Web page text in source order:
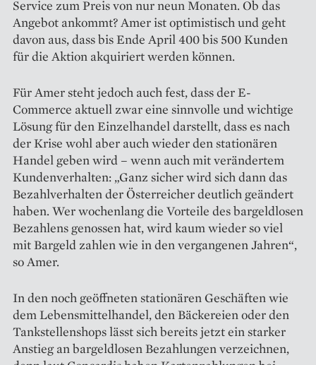
Service zum Preis von nur neun Monaten. Ob das
Angebot ankommt? Amer ist optimistisch und geht
davon aus, dass bis Ende April 400 bis 500 Kunden
für die Aktion akquiriert werden können.
Für Amer steht jedoch auch fest, dass der E-
Commerce aktuell zwar eine sinnvolle und wichtige
Lösung für den Einzelhandel darstellt, dass es nach
der Krise wohl aber auch wieder den stationären
Handel geben wird – wenn auch mit verändertem
Kundenverhalten: „Ganz sicher wird sich dann das
Bezahlverhalten der Österreicher deutlich geändert
haben. Wer wochenlang die Vorteile des bargeldlosen
Bezahlens genossen hat, wird kaum wieder so viel
mit Bargeld zahlen wie in den vergangenen Jahren“,
so Amer.
In den noch geöffneten stationären Geschäften wie
dem Lebensmittelhandel, den Bäckereien oder den
Tankstellenshops lässt sich bereits jetzt ein starker
Anstieg an bargeldlosen Bezahlungen verzeichnen,